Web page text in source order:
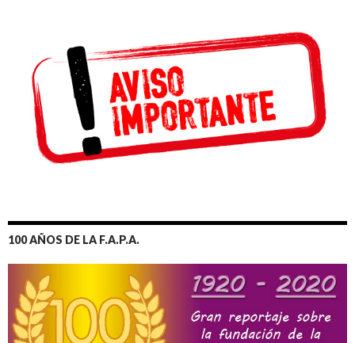
100 AÑOS DE LA F.A.P.A.